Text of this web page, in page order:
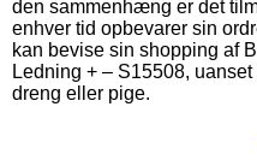
den sammenhæng er det
enhver tid opbevarer sin
kan bevise sin shopping af
Ledning + – S15508,
dreng eller pige.